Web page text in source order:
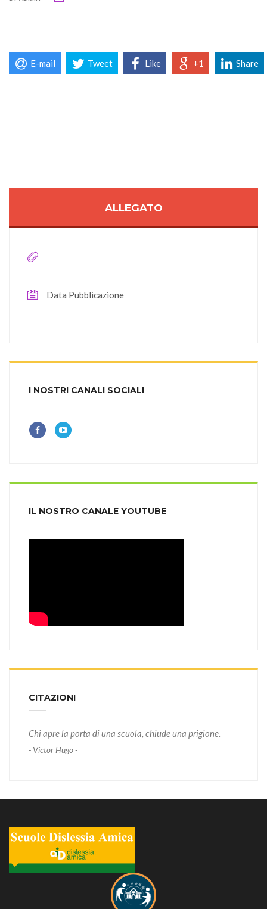
E-mail Tweet Like +1 Share
ALLEGATO
Data Pubblicazione
I NOSTRI CANALI SOCIALI
IL NOSTRO CANALE YOUTUBE
CITAZIONI
Chi apre la porta di una scuola, chiude una prigione.
- Victor Hugo -